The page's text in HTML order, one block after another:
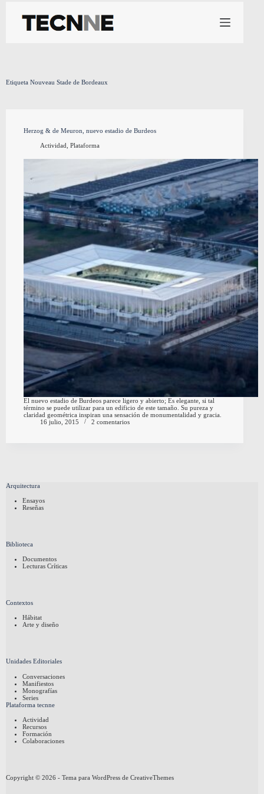
contenido
Etiqueta Nouveau Stade de Bordeaux
Herzog & de Meuron, nuevo estadio de Burdeos
Actividad Plataforma
El nuevo estadio de Burdeos parece ligero y abierto; Es elegante, si tal
término se puede utilizar para un edificio de este tamaño. Su pureza y
claridad geométrica inspiran una sensación de monumentalidad y gracia.
16 julio, 2015
2 comentarios
Arquitectura
Ensayos
Reseñas
Biblioteca
Documentos
Lecturas Críticas
Contextos
Hábitat
Arte y diseño
Unidades Editoriales
Conversaciones
Manifiestos
Monografías
Series
Plataforma tecnne
Actividad
Recursos
Formación
Colaboraciones
Copyright © 2026 - Tema para WordPress de CreativeThemes